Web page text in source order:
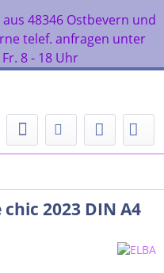
48346 Ostbevern und
telef. anfragen unter
8 - 18 Uhr
2023 DIN A4